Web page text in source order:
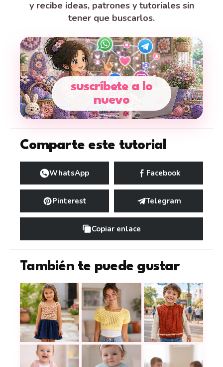
y recibe ideas, patrones y tutoriales sin
tener que buscarlos.
suscríbete a lo
nuevo
Comparte este tutorial
WhatsApp Facebook
Pinterest Telegram
Copiar enlace
También te puede gustar
Este vestido de niña combina crochet y tela con
Un crop top tejido para niñas que
El diseño de buso